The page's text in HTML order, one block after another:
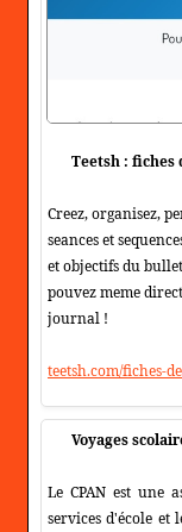
Teetsh :
Creez, organisez,
seances et
et objectifs du
pouvez meme
journal !
teetsh.com/fiches-
Voyages
Le CPAN est une
services d'école et